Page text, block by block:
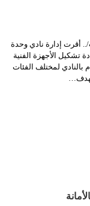
.. أقرت إدارة نادي وحدة
تشكيل الأجهزة الفنية
بالنادي لمختلف الفئات